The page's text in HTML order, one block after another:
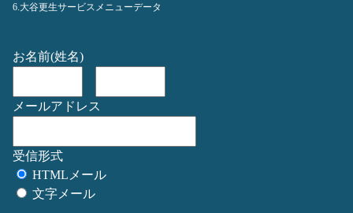
6.大谷更生サービスメニューデータ
お名前(姓名)
メールアドレス
受信形式
HTMLメール
文字メール